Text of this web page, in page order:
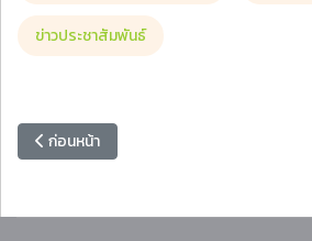
ข่าวประชาสัมพันธ์
เนื้อหาก่อนหน้า: [ExitExam] เปิดรับสมัคร
ก่อนหน้า